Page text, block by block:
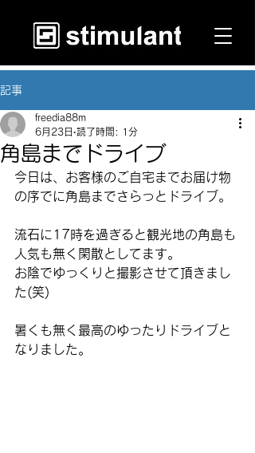
記事
角島までドライブ
freedia88m
6月23日 読了時間: 1分
今日は、お客様のご自宅までお届け物
の序でに角島までさらっとドライブ。
流石に17時を過ぎると観光地の角島も
人気も無く閑散としてます。
お陰でゆっくりと撮影させて頂きまし
た(笑)
暑くも無く最高のゆったりドライブと
なりました。